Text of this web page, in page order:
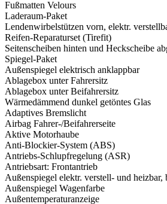
Fußmatten Velours
Laderaum-Paket
Lendenwirbelstützen vorn, elektr.
Reifen-Reparaturset (Tirefit)
Seitenscheiben hinten und Heckscheibe
Spiegel-Paket
Außenspiegel elektrisch anklappbar
Ablagebox unter Fahrersitz
Ablagebox unter Beifahrersitz
Wärmedämmend dunkel getöntes Glas
Adaptives Bremslicht
Airbag Fahrer-/Beifahrerseite
Aktive Motorhaube
Anti-Blockier-System (ABS)
Antriebs-Schlupfregelung (ASR)
Antriebsart: Frontantrieb
Außenspiegel elektr. verstell- und heizbar,
Außenspiegel Wagenfarbe
Außentemperaturanzeige